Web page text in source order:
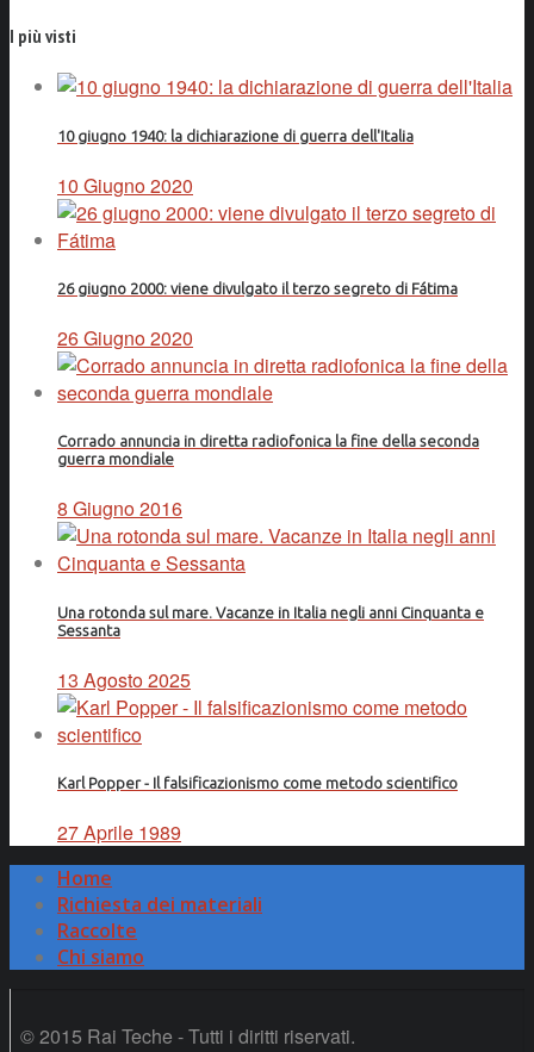
I più visti
10 giugno 1940: la dichiarazione di guerra dell'Italia
10 Giugno 2020
26 giugno 2000: viene divulgato il terzo segreto di Fátima
26 Giugno 2020
Corrado annuncia in diretta radiofonica la fine della seconda
guerra mondiale
8 Giugno 2016
Una rotonda sul mare. Vacanze in Italia negli anni Cinquanta e
Sessanta
13 Agosto 2025
Karl Popper - Il falsificazionismo come metodo scientifico
27 Aprile 1989
Home
Richiesta dei materiali
Raccolte
Chi siamo
© 2015 Rai Teche - Tutti i diritti riservati.